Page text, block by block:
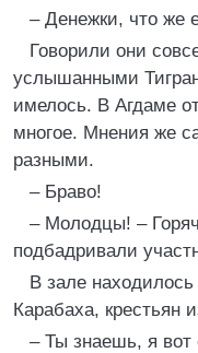
– Денежки, что же
Говорили они
услышанными
имелось. В Агдаме
многое. Мнения же
разными.
– Браво!
– Молодцы! –
подбадривали
В зале
Карабаха, крестьян
– Ты знаешь, я вот